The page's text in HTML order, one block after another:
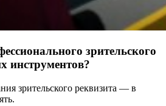
зрительского
инструментов?
зрительского реквизита — в